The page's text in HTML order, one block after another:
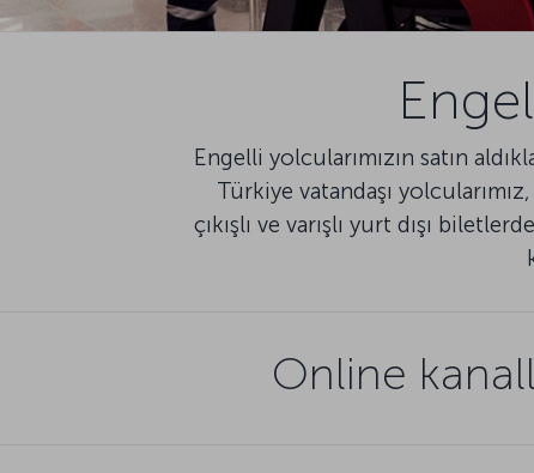
Engelli yolcularımızın satın
Türkiye vatandaşı
çıkışlı ve varışlı yurt dışı
Online